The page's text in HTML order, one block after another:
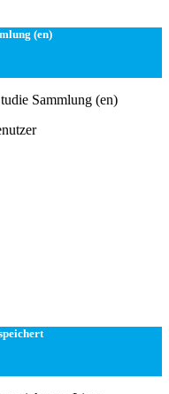
(en)
Sammlung (en)